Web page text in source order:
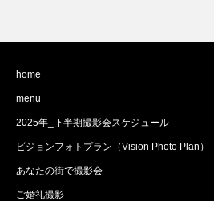
home
menu
2025年_下半期撮影会スケジュール
ビジョンフォトプラン（Vision Photo Plan）
あなたの街で撮影会
ご婚礼撮影